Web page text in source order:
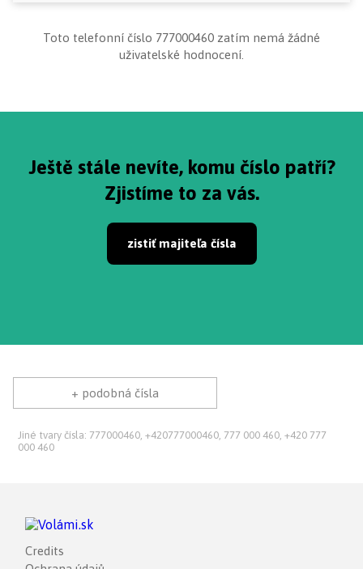
Toto telefonní číslo 777000460 zatím nemá žádné
uživatelské hodnocení.
Ještě stále nevíte, komu číslo patří?
Zjistíme to za vás.
zistiť majiteľa čísla
+ podobná čísla
Jiné tvary čísla: 777000460, +420777000460, 777 000 460, +420 777
000 460
Credits